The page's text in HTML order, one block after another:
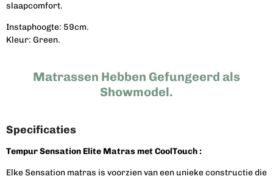
slaapcomfort.
Instaphoogte: 59cm.
Kleur: Green.
Matrassen Hebben Gefungeerd als
Showmodel.
Specificaties
Tempur Sensation Elite Matras met CoolTouch :
Elke Sensation matras is voorzien van een unieke constructie die